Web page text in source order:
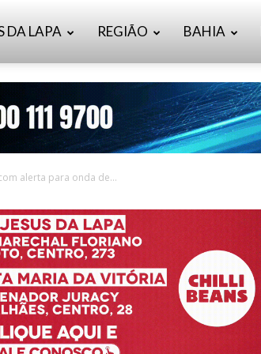
DA LAPA REGIÃO BAHIA
alerta para onda de...